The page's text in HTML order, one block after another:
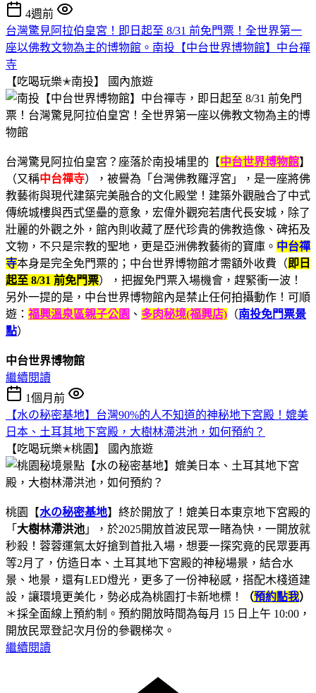
4週前
台灣驚見阿拉伯皇宮！即日起至 8/31 前免門票！全世界第一
座以佛教文物為主的博物館。南投【中台世界博物館】中台禪
寺
【吃喝玩樂✭南投】
國內旅遊
台灣驚見阿拉伯皇宮？座落於南投埔里的【中台世界博物館】
（又稱中台禪寺），被譽為「台灣佛教羅浮宮」，是一座將佛
教藝術與現代建築完美融合的文化殿堂！建築外觀融合了中式
傳統城樓與西式堡壘的意象，宏偉外觀宛若唐代長安城，除了
壯麗的外觀之外，館內則收藏了歷代珍貴的佛教造像、碑拓及
文物，不只是宗教的聖地，更是亞洲佛教藝術的寶庫。 中台禪
寺本身是完全免門票的；中台世界博物館才需額外收費（ 即日
起至 8/31 前免門票），把握免門票入場機會，趕緊衝一波！
另外一提的是，中台世界博物館內是禁止任何拍攝動作！可順
遊： 福興溫泉區親子公園 、 多肉秘境(福興店) （南投免門票景
點）
中台世界博物館
繼續閱讀
1個月前
【水の秘密基地】台灣90%的人不知道的神秘地下宮殿！媲美
日本、土耳其地下宮殿，大樹林滯洪池，如何預約？
【吃喝玩樂✭桃園】
國內旅遊
桃園【水の秘密基地】終於開放了！媲美日本東京地下宮殿的
「 大樹林滯洪池 」，於2025開放首波民眾一睹為快，一開放就
秒殺！蓉蓉運氣太好搶到首批入場，想要一探究竟的民眾要再
等2月了，仿造日本、土耳其地下宮殿的神秘場景，結合水
景、地景，還有LED燈光，更多了一份神秘感，搭配木棧道建
設，讓環境更美化，勢必成為桃園打卡新地標！
（預約點我）
＊採全面線上預約制。預約開放時間為每月 15 日上午 10:00，
開放民眾登記次月份的參觀梯次。
繼續閱讀